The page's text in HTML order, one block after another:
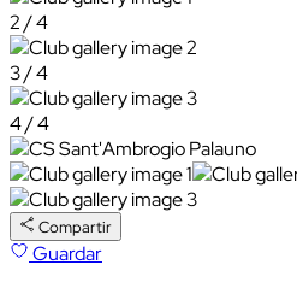
2 / 4
3 / 4
4 / 4
Compartir
Guardar